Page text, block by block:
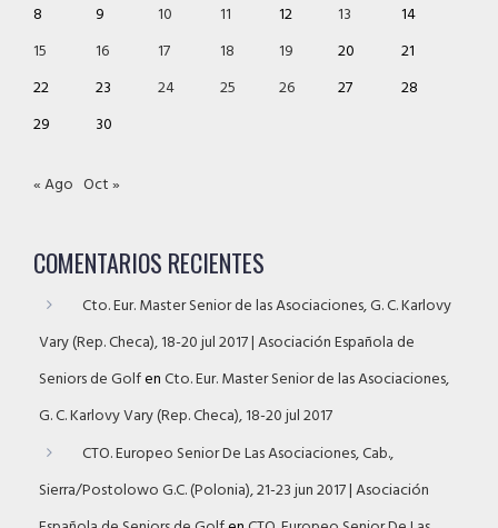
8
9 10 11 12 13
14
15
16 17 18 19 20
21
22
23 24 25 26 27
28
29
30
« Ago Oct »
COMENTARIOS RECIENTES
Cto. Eur. Master Senior de las Asociaciones, G. C. Karlovy
Vary (Rep. Checa), 18-20 jul 2017 | Asociación Española de
Seniors de GolfenCto. Eur. Master Senior de las Asociaciones,
G. C. Karlovy Vary (Rep. Checa), 18-20 jul 2017
CTO. Europeo Senior De Las Asociaciones, Cab.,
Sierra/Postolowo G.C. (Polonia), 21-23 jun 2017 | Asociación